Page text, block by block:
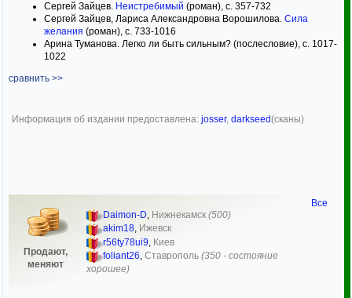
Сергей Зайцев. Неистребимый (роман), с. 357-732
Сергей Зайцев, Лариса Александровна Ворошилова. Сила
желания (роман), с. 733-1016
Арина Туманова. Легко ли быть сильным? (послесловие), с. 1017-
1022
сравнить >>
Информация об издании предоставлена: josser, darkseed(сканы)
Продают,
меняют
Daimon-D, Нижнекамск (500)
akim18, Ижевск
r56ty78ui9 Киев
foliant26, Ставрополь (350 - состояние
хорошее)
Все